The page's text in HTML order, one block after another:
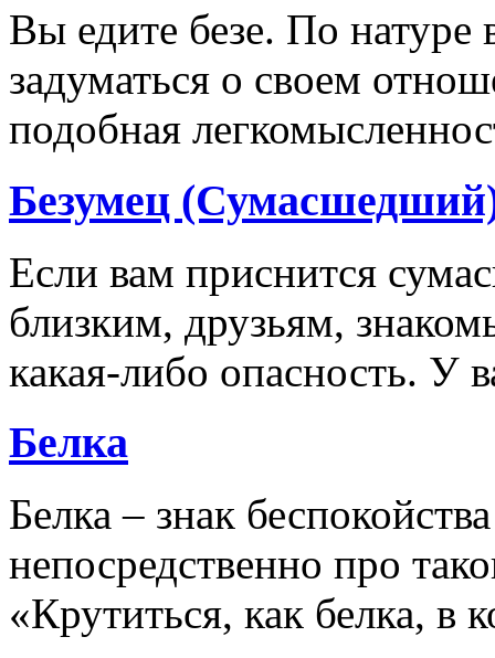
Вы едите безе. По
задуматься о своем
подобная
Безумец
Если вам приснится
близким, друзьям,
какая-либо опасность. У
Белка
Белка – знак
непосредственно про
«Крутиться, как белка, в